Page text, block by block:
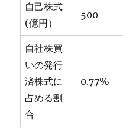
自己株式
(億円）
500
自社株買
いの発行
済株式に
占める割
合
0.77%